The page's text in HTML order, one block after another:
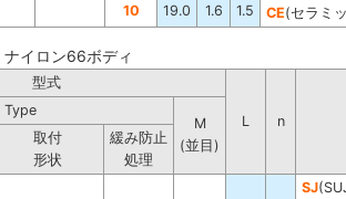
CE(セラミ
10
19.0 1.6 1.5
イロン66ボディ
型式
L n
Type
M
(並目)
取付
形状
緩み防止
処理
SJ